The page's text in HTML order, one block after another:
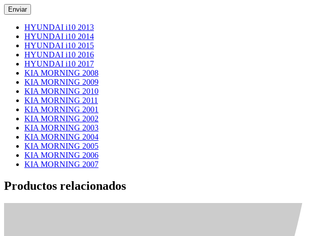
HYUNDAI i10 2013
HYUNDAI i10 2014
HYUNDAI i10 2015
HYUNDAI i10 2016
HYUNDAI i10 2017
KIA MORNING 2008
KIA MORNING 2009
KIA MORNING 2010
KIA MORNING 2011
KIA MORNING 2001
KIA MORNING 2002
KIA MORNING 2003
KIA MORNING 2004
KIA MORNING 2005
KIA MORNING 2006
KIA MORNING 2007
Productos relacionados